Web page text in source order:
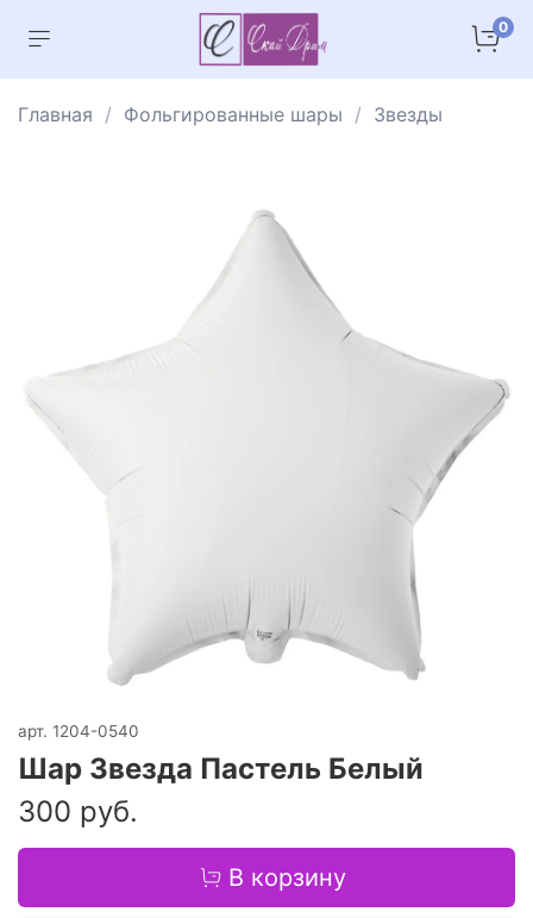
0
Главная Фольгированные шары Звезды
арт. 1204-0540
Шар Звезда Пастель Белый
300 руб.
В корзину